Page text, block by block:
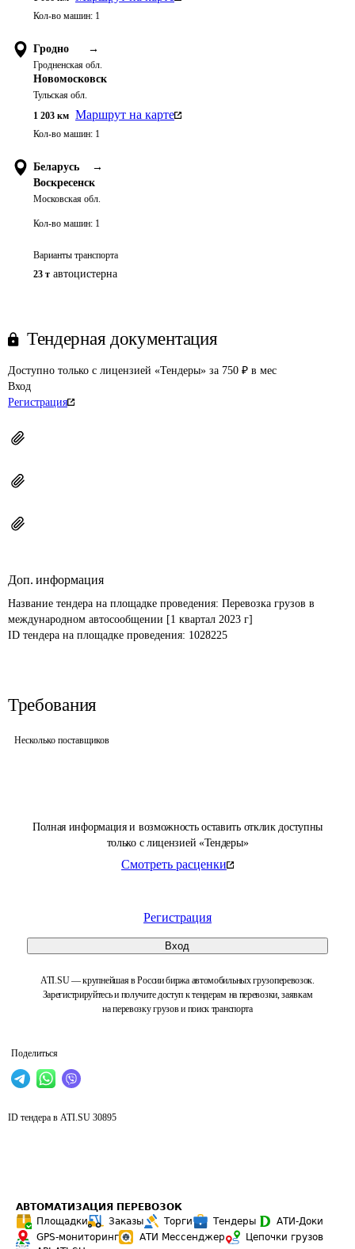
Полная информация и возможность оставить отклик доступны
только с лицензией «Тендеры»
Смотреть расценки
Регистрация
Вход
ATI.SU — крупнейшая в России биржа автомобильных грузоперевозок.
Зарегистрируйтесь и получите доступ к тендерам на перевозки, заявкам
на перевозку грузов и поиск транспорта
Поделиться
Кол-во машин: 1
Гродно →
Гродненская обл.
Новомосковск
Тульская обл.
1 203 км Маршрут на карте
Кол-во машин: 1
Беларусь
→
Воскресенск
Московская обл.
Кол-во машин: 1
Варианты транспорта
23 т автоцистерна
Тендерная документация
Доступно только с лицензией «Тендеры» за 750 ₽ в мес
Вход
Регистрация
Доп. информация
Название тендера на площадке проведения: Перевозка грузов в
международном автосообщении [1 квартал 2023 г]
ID тендера на площадке проведения: 1028225
Требования
Несколько поставщиков
ID тендера в ATI.SU 30895
АВТОМАТИЗАЦИЯ ПЕРЕВОЗОК
Площадки
Заказы Торги Тендеры
АТИ-Доки
GPS-мониторинг
АТИ Мессенджер
Цепочки грузов